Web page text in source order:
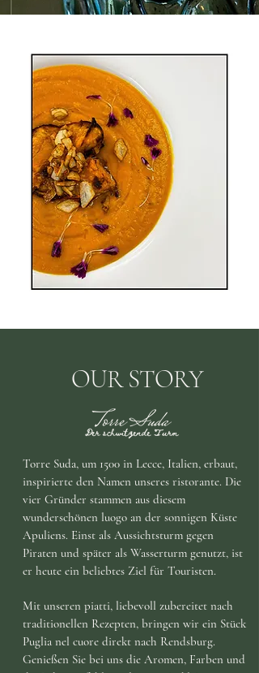
OUR STORY
Torre Suda, um 1500 in Lecce, Italien, erbaut,
inspirierte den Namen unseres ristorante. Die
vier Gründer stammen aus diesem
wunderschönen luogo an der sonnigen Küste
Apuliens. Einst als Aussichtsturm gegen
Piraten und später als Wasserturm genutzt, ist
er heute ein beliebtes Ziel für Touristen.
Mit unseren piatti, liebevoll zubereitet nach
traditionellen Rezepten, bringen wir ein Stück
Puglia nel cuore direkt nach Rendsburg.
Genießen Sie bei uns die Aromen, Farben und